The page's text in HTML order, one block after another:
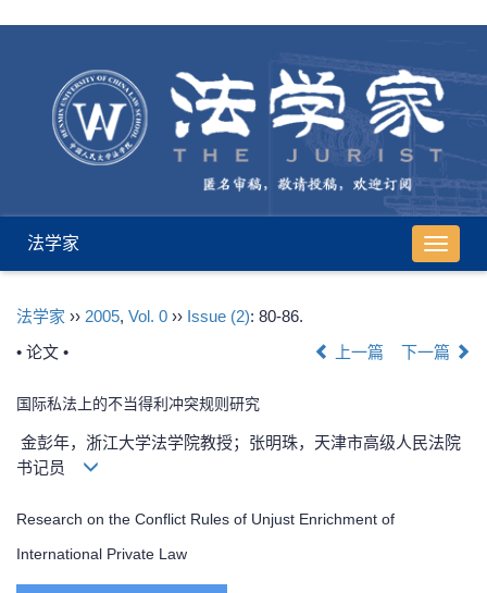
导
航
法学家
法学家 ›› 2005, Vol. 0 ›› Issue (2): 80-86.
• 论文 •
上一篇 下一篇
国际私法上的不当得利冲突规则研究
金彭年，浙江大学法学院教授；张明珠，天津市高级人民法院
书记员
Research on the Conflict Rules of Unjust Enrichment of
International Private Law